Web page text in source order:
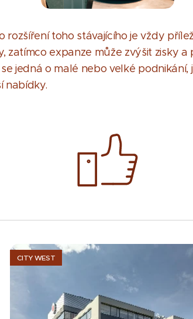
rozšíření toho stávajícího je vždy
zatímco expanze může zvýšit zisky
jedná o malé nebo velké
nabídky.
CITY WEST